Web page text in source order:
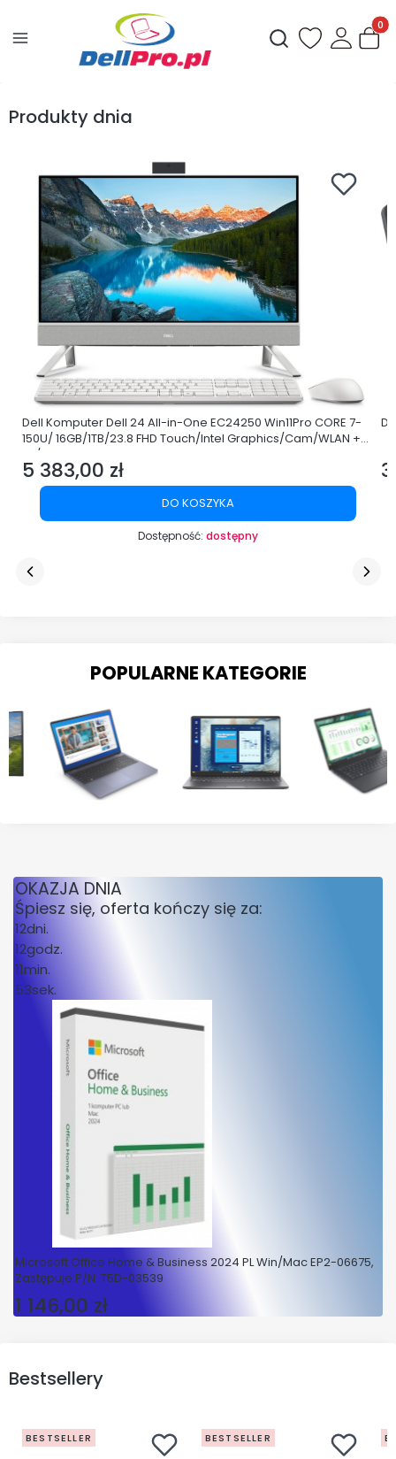
Otwórz
Produkty dnia
Dell Komputer Dell 24 All-in-One EC24250 Win11Pro CORE 7-
150U/ 16GB/1TB/23.8 FHD Touch/Intel Graphics/Cam/WLAN +
BT/3Y ProSupport
Cena
5 383,00 zł
DO KOSZYKA
Dostępność: dostępny
POPULARNE KATEGORIE
OKAZJA DNIA
Śpiesz się, oferta kończy się za:
12dni.
12godz.
11min.
53sek.
Microsoft Office Home & Business 2024 PL Win/Mac EP2-06675,
Zastępuje P/N: T5D-03539
Cena
1 146,00 zł
Bestsellery
BESTSELLER BESTSELLER